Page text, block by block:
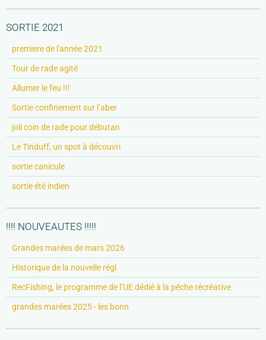
SORTIE 2021
premiere de l'année 2021
Tour de rade agité
Allumer le feu !!!
Sortie confinement sur l’aber
joli coin de rade pour débutan
Le Tinduff, un spot à découvri
sortie canicule
sortie été indien
!!!! NOUVEAUTES !!!!!
Grandes marées de mars 2026
Historique de la nouvelle régl
RecFishing, le programme de l’UE dédié à la pêche récréative
grandes marées 2025 - les bonn